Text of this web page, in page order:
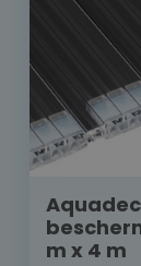
m x 4 m